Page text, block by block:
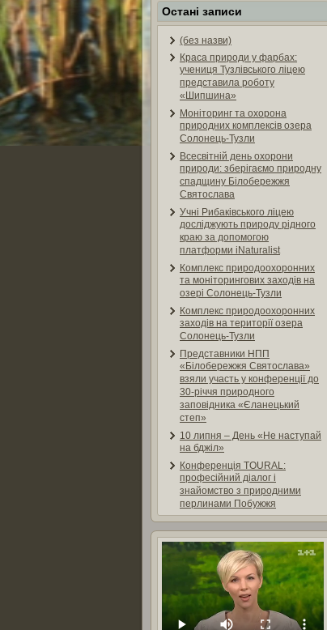
Остані записи
(без назви)
Краса природи у фарбах:
учениця Тузлівського ліцею
представила роботу
«Шипшина»
Моніторинг та охорона
природних комплексів озера
Солонець-Тузли
Всесвітній день охорони
природи: зберігаємо природну
спадщину Білобережжя
Святослава
Учні Рибаківського ліцею
досліджують природу рідного
краю за допомогою
платформи iNaturalist
Комплекс природоохоронних
та моніторингових заходів на
озері Солонець-Тузли
Комплекс природоохоронних
заходів на території озера
Солонець-Тузли
Представники НПП
«Білобережжя Святослава»
взяли участь у конференції до
30-річчя природного
заповідника «Єланецький
степ»
10 липня – День «Не наступай
на бджіл»
Конференція TOURAL:
професійний діалог і
знайомство з природними
перлинами Побужжя